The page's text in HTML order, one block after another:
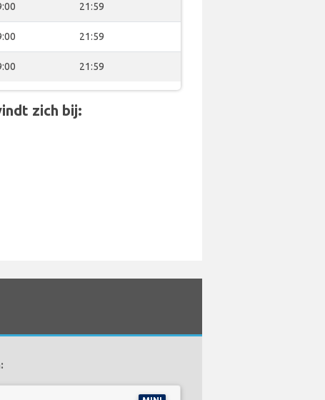
21:59
21:59
21:59
zich bij: